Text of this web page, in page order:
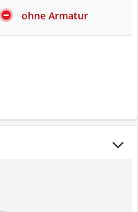
ohne Armatur